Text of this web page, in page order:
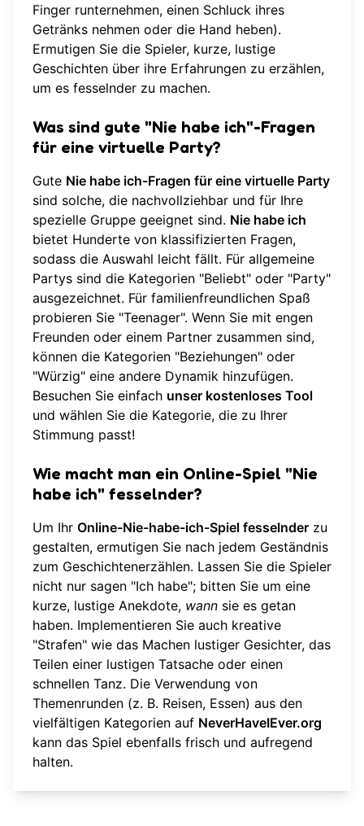
Finger runternehmen, einen Schluck ihres
Getränks nehmen oder die Hand heben).
Ermutigen Sie die Spieler, kurze, lustige
Geschichten über ihre Erfahrungen zu erzählen,
um es fesselnder zu machen.
Was sind gute "Nie habe ich"-Fragen
für eine virtuelle Party?
Gute Nie habe ich-Fragen für eine virtuelle Party
sind solche, die nachvollziehbar und für Ihre
spezielle Gruppe geeignet sind. Nie habe ich
bietet Hunderte von klassifizierten Fragen,
sodass die Auswahl leicht fällt. Für allgemeine
Partys sind die Kategorien "Beliebt" oder "Party"
ausgezeichnet. Für familienfreundlichen Spaß
probieren Sie "Teenager". Wenn Sie mit engen
Freunden oder einem Partner zusammen sind,
können die Kategorien "Beziehungen" oder
"Würzig" eine andere Dynamik hinzufügen.
Besuchen Sie einfach unser kostenloses Tool
und wählen Sie die Kategorie, die zu Ihrer
Stimmung passt!
Wie macht man ein Online-Spiel "Nie
habe ich" fesselnder?
Um Ihr Online-Nie-habe-ich-Spiel fesselnder zu
gestalten, ermutigen Sie nach jedem Geständnis
zum Geschichtenerzählen. Lassen Sie die Spieler
nicht nur sagen "Ich habe"; bitten Sie um eine
kurze, lustige Anekdote, wann sie es getan
haben. Implementieren Sie auch kreative
"Strafen" wie das Machen lustiger Gesichter, das
Teilen einer lustigen Tatsache oder einen
schnellen Tanz. Die Verwendung von
Themenrunden (z. B. Reisen, Essen) aus den
vielfältigen Kategorien auf NeverHaveIEver.org
kann das Spiel ebenfalls frisch und aufregend
halten.